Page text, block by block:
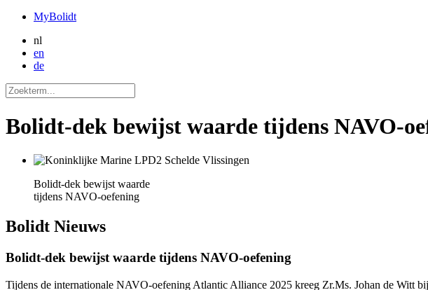
MyBolidt
nl
en
de
Bolidt-dek bewijst waarde tijdens NAVO-
Bolidt-dek bewijst waarde
tijdens NAVO-oefening
Bolidt Nieuws
Bolidt-dek bewijst waarde tijdens NAVO-oefening
Tijdens de internationale NAVO-oefening Atlantic Alliance 2025 kreeg Zr.Ms. Johan de Witt